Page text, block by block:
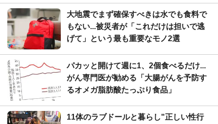
大地震でまず確保すべきは水でも食料で
もない...被災者が「これだけは担いで逃
げて」という最も重要なモノ2選
パカッと開けて週に1、2個食べるだけ...
がん専門医が勧める「大腸がんを予防す
るオメガ脂肪酸たっぷり食品」
11体のラブドールと暮らし"正しい性行